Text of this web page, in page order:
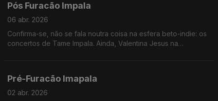
Pós Furacão Impala
06 abr. 2026
Confirma-se, não se fala noutra coisa na esfera beto-indie: os
concertos de Tame Impala. Ainda, Valentina Jesus na
Pré-Furacão Imapala
02 abr. 2026